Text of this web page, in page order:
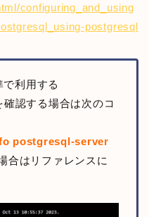
configuring_and_using
postgresql
利用する
認する場合は次のコ
postgresql-server
合はリファレンスに